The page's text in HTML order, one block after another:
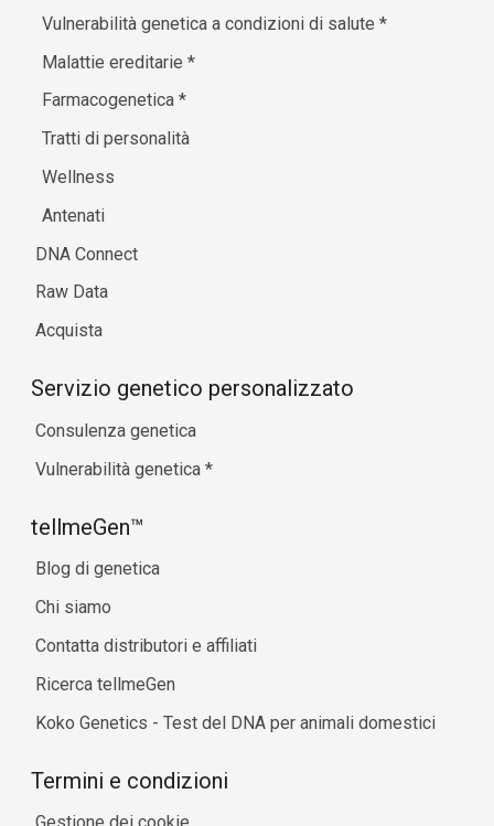
Vulnerabilità genetica a condizioni di salute*
Malattie ereditarie*
Farmacogenetica*
Tratti di personalità
Wellness
Antenati
DNA Connect
Raw Data
Acquista
Servizio genetico personalizzato
Consulenza genetica
Vulnerabilità genetica *
tellmeGen™
Blog di genetica
Chi siamo
Contatta distributori e affiliati
Ricerca tellmeGen
Koko Genetics - Test del DNA per animali domestici
Termini e condizioni